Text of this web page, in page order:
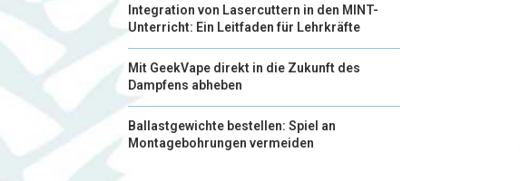
Integration von Lasercuttern in den MINT-
Unterricht: Ein Leitfaden für Lehrkräfte
Mit GeekVape direkt in die Zukunft des
Dampfens abheben
Ballastgewichte bestellen: Spiel an
Montagebohrungen vermeiden